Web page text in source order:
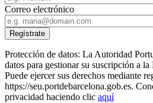
Correo electrónico
Protección de datos: La Autoridad
datos para gestionar su suscripción a
Puede ejercer sus derechos mediante
https://seu.portdebarcelona.gob.es.
privacidad haciendo clic aquí